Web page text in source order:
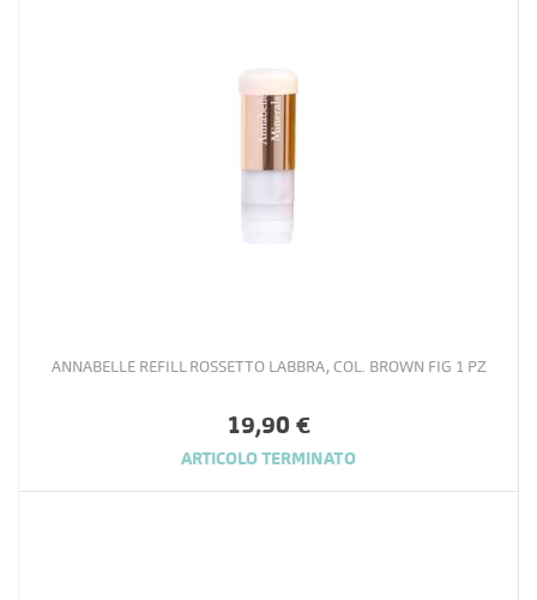
ANNABELLE REFILL ROSSETTO LABBRA, COL. BROWN FIG 1 PZ
19,90 €
ARTICOLO TERMINATO